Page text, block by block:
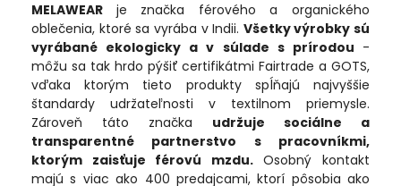
MELAWEAR je značka férového a organického
oblečenia, ktoré sa vyrába v Indii. Všetky výrobky sú
vyrábané ekologicky a v súlade s prírodou -
môžu sa tak hrdo pýšiť certifikátmi Fairtrade a GOTS,
vďaka ktorým tieto produkty spĺňajú najvyššie
štandardy udržateľnosti v textilnom priemysle.
Zároveň táto značka udržuje sociálne a
transparentné partnerstvo s pracovníkmi,
ktorým zaisťuje férovú mzdu.Osobný kontakt
majú s viac ako 400 predajcami, ktorí pôsobia ako